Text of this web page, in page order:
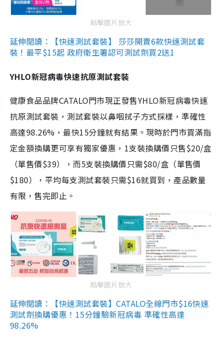
點擊圖片放大
延伸閱讀：【快速測試套裝】 莎莎開賣6款快速測試套
裝！最平$15起 政府衛生署認可測試劑買2送1
YHLO新冠病毒快速抗原測試套裝
健康食品品牌CATALO門市現正發售YHLO新冠病毒快速
抗原測試套裝，測試套裝以鼻咽拭子方式採樣，準確性
高達98.26%，最快15分鐘就有結果。現時於門市買滿指
定金額換購更可享有獨家優惠，1支裝換購價只售$20/盒
（單售價$39），而5支裝換購價只需$80/盒（單售價
$180），平均每支測試套裝只需$16就買到，產品數量
有限，售完即止。
點擊圖片放大
延伸閱讀：【快速測試套裝】CATALO全線門市$16快速
測試劑換購優惠！15分鐘驗新冠病毒 準確性高達
98.26%